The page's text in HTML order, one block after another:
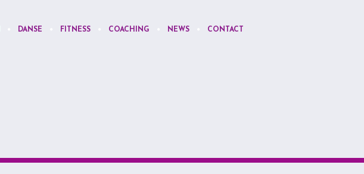
DANSE FITNESS COACHING NEWS CONTACT